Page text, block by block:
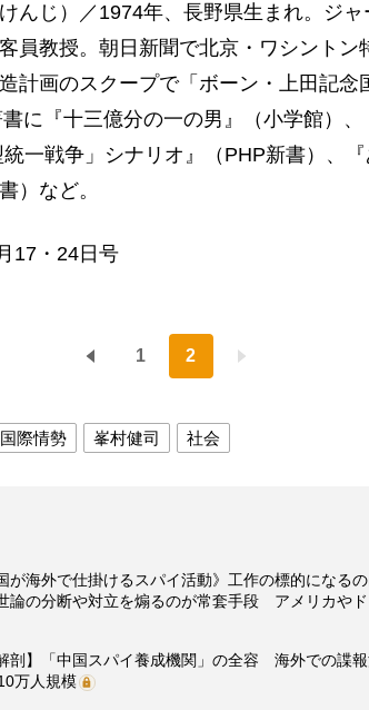
んじ）／1974年、長野県生まれ。ジ
員教授。朝日新聞で北京・ワシントン
計画のスクープで「ボーン・上田記念
書に『十三億分の一の男』（小学館）
一戦争」シナリオ』（PHP新書）、
）など。
17・24日号
1 2
国際情勢 峯村健司 社会
海外で仕掛けるスパイ活動》工作の標的になる
論の分断や対立を煽るのが常套手段 アメリカやド
】「中国スパイ養成機関」の全容 海外での諜報
万人規模